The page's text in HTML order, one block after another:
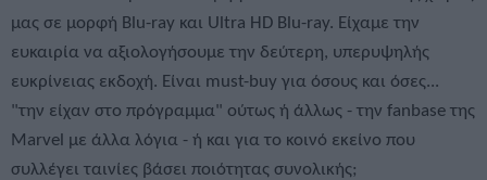
μας σε μορφή Blu-ray και Ultra HD Blu-ray. Είχαμε την
ευκαιρία να αξιολογήσουμε την δεύτερη, υπερυψηλής
ευκρίνειας εκδοχή. Είναι must-buy για όσους και όσες...
"την είχαν στο πρόγραμμα" ούτως ή άλλως - την fanbase της
Marvel με άλλα λόγια - ή και για το κοινό εκείνο που
συλλέγει ταινίες βάσει ποιότητας συνολικής;